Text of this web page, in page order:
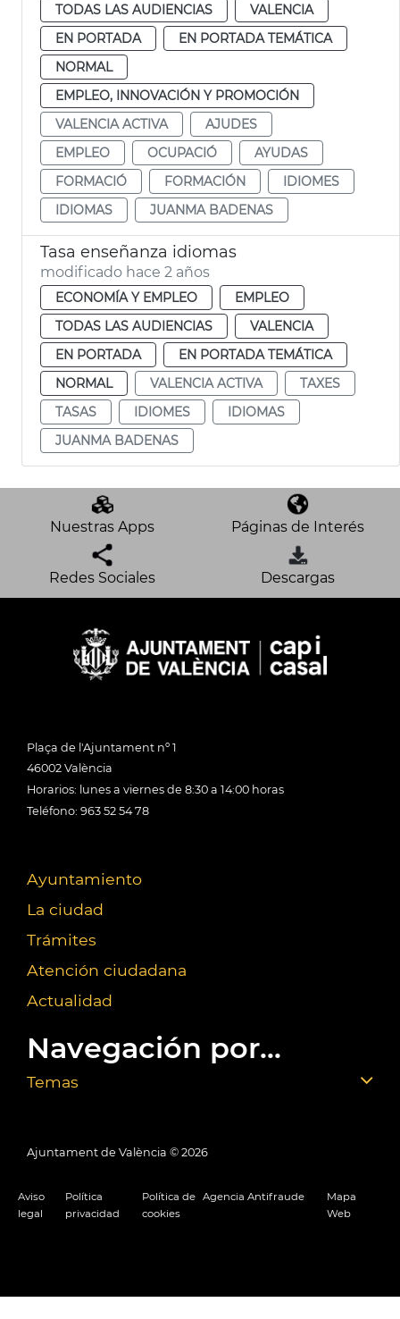
TODAS LAS AUDIENCIAS
VALENCIA
EN PORTADA
EN PORTADA TEMÁTICA
NORMAL
EMPLEO, INNOVACIÓN Y PROMOCIÓN
VALENCIA ACTIVA
AJUDES
EMPLEO
OCUPACIÓ
AYUDAS
FORMACIÓ
FORMACIÓN
IDIOMES
IDIOMAS
JUANMA BADENAS
Tasa enseñanza idiomas
modificado hace 2 años
ECONOMÍA Y EMPLEO
EMPLEO
TODAS LAS AUDIENCIAS
VALENCIA
EN PORTADA
EN PORTADA TEMÁTICA
NORMAL
VALENCIA ACTIVA
TAXES
TASAS
IDIOMES
IDIOMAS
JUANMA BADENAS
Nuestras Apps Páginas de Interés
Redes Sociales Descargas
Plaça de l'Ajuntament nº 1
46002 València
Horarios: lunes a viernes de 8:30 a 14:00 horas
Teléfono: 963 52 54 78
Ayuntamiento
La ciudad
Trámites
Atención ciudadana
Actualidad
Navegación por...
Temas
Ajuntament de València © 2026
Aviso
legal
Política
privacidad
Política de
cookies
Agencia Antifraude
Mapa
Web